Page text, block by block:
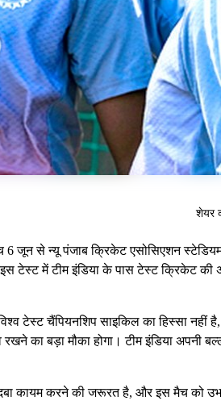
शेयर
जून से न्यू पंजाब क्रिकेट एसोसिएशन
टेस्ट में टीम इंडिया के पास टेस्ट क्रिकेट
टेस्ट चैंपियनशिप साइकिल का हिस्सा नहीं
का बड़ा मौका होगा। टीम इंडिया अपनी
कायम करने की जरूरत है, और इस मैच को